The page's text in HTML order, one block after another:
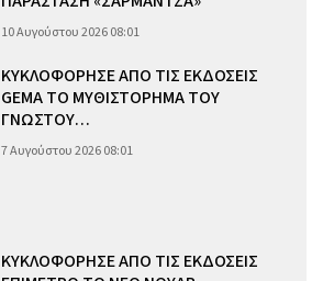
10 Αυγούστου 2026 08:01
ΚΥΚΛΟΦΟΡΗΣΕ ΑΠΟ ΤΙΣ ΕΚΔΟΣΕΙΣ
GEMA ΤΟ ΜΥΘΙΣΤΟΡΗΜΑ ΤΟΥ
ΓΝΩΣΤΟΥ…
7 Αυγούστου 2026 08:01
ΚΥΚΛΟΦΟΡΗΣΕ ΑΠΟ ΤΙΣ ΕΚΔΟΣΕΙΣ